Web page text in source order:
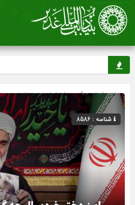
صفحه اصلی» گروه »اخبار غدیر»بنیاد غدیر
شناسه : 8586